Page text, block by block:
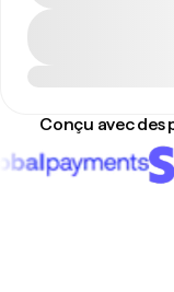
Conçu avec